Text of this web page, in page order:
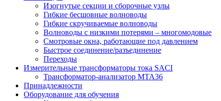
Изогнутые секции и сборочные узлы
Гибкие бесшовные волноводы
Гибкие скручиваемые волноводы
Волноводы с низкими потерями – многомодовые
Смотровые окна, работающие под давлением
Быстрое соединение/разъединение
Переходы
Измерительные трансформаторы тока SACI
Трансформатор-анализатор MTA36
Принадлежности
Оборудование для обучения